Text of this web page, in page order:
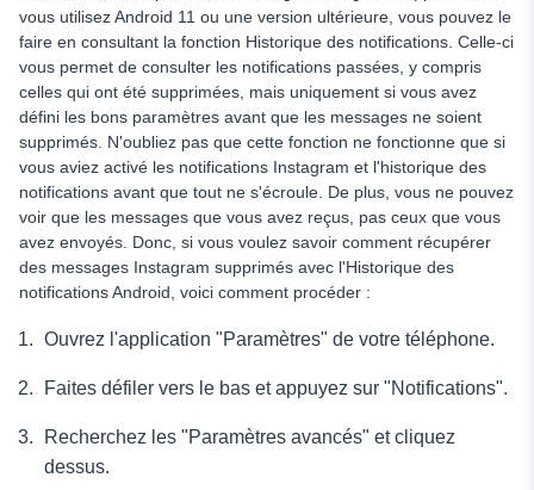
vous utilisez Android 11 ou une version ultérieure, vous pouvez le
faire en consultant la fonction Historique des notifications. Celle-ci
vous permet de consulter les notifications passées, y compris
celles qui ont été supprimées, mais uniquement si vous avez
défini les bons paramètres avant que les messages ne soient
supprimés. N'oubliez pas que cette fonction ne fonctionne que si
vous aviez activé les notifications Instagram et l'historique des
notifications avant que tout ne s'écroule. De plus, vous ne pouvez
voir que les messages que vous avez reçus, pas ceux que vous
avez envoyés. Donc, si vous voulez savoir comment récupérer
des messages Instagram supprimés avec l'Historique des
notifications Android, voici comment procéder :
Ouvrez l'application "Paramètres" de votre téléphone.
Faites défiler vers le bas et appuyez sur "Notifications".
Recherchez les "Paramètres avancés" et cliquez
dessus.